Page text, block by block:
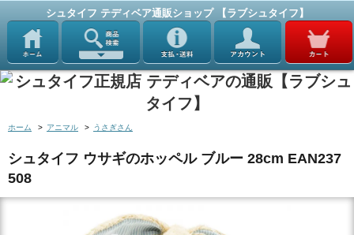
シュタイフ テディベア通販ショップ 【ラブシュタイフ】
ホーム > アニマル > うさぎさん
シュタイフ ウサギのホッペル ブルー 28cm EAN237
508